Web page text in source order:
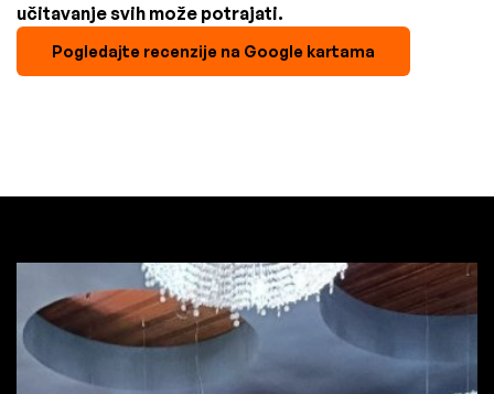
učitavanje svih može potrajati.
Pogledajte recenzije na Google kartama